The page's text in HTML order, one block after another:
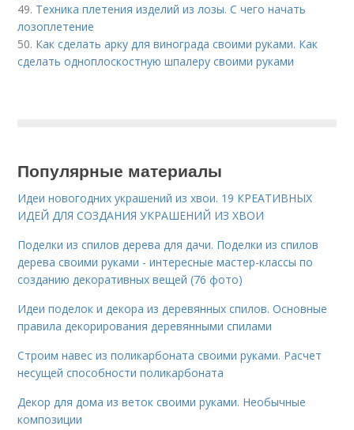
49. Техника плетения изделий из лозы. С чего начать
лозоплетение
50. Как сделать арку для винограда своими руками. Как
сделать одноплоскостную шпалеру своими руками
Популярные материалы
Идеи новогодних украшений из хвои. 19 КРЕАТИВНЫХ
ИДЕЙ ДЛЯ СОЗДАНИЯ УКРАШЕНИЙ ИЗ ХВОИ
Поделки из спилов дерева для дачи. Поделки из спилов
дерева своими руками - интересные мастер-классы по
созданию декоративных вещей (76 фото)
Идеи поделок и декора из деревянных спилов. Основные
правила декорирования деревянными спилами
Строим навес из поликарбоната своими руками. Расчет
несущей способности поликарбоната
Декор для дома из веток своими руками. Необычные
композиции